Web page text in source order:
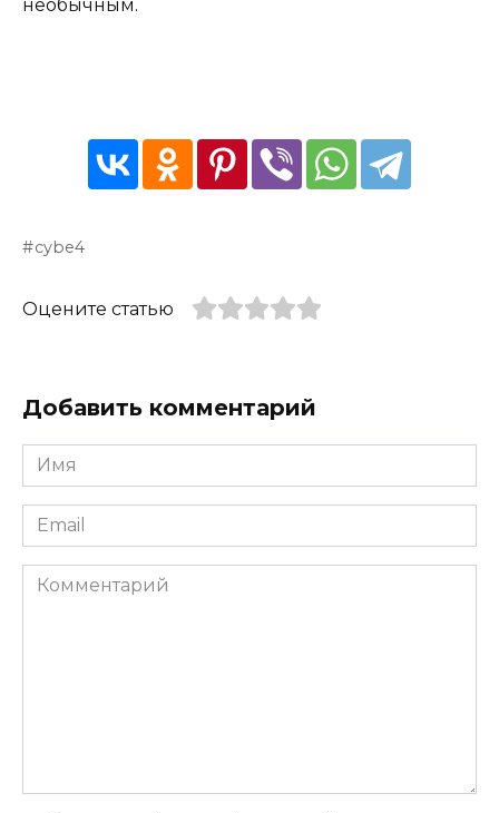
необычным.
cybe4
Оцените статью
Добавить комментарий
Имя
*
Email
*
Комментарий